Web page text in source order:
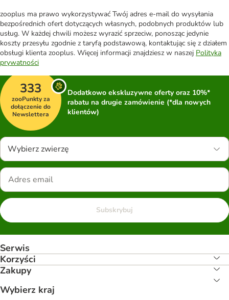
zooplus ma prawo wykorzystywać Twój adres e-mail do wysyłania
bezpośrednich ofert dotyczących własnych, podobnych produktów lub
usług. W każdej chwili możesz wyrazić sprzeciw, ponosząc jedynie
koszty przesyłu zgodnie z taryfą podstawową, kontaktując się z działem
obsługi klienta zooplus. Więcej informacji znajdziesz w naszej Polityka
prywatności
333
zooPunkty za
dołączenie do
Newslettera
Dodatkowo ekskluzywne oferty oraz 10%*
rabatu na drugie zamówienie (*dla nowych
klientów)
Wybierz zwierzę
Subskrybuj
Serwis
Korzyści
Zakupy
Wybierz kraj